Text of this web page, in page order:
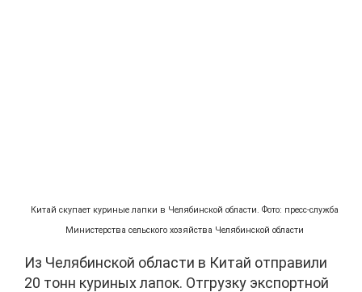
Китай скупает куриные лапки в Челябинской области. Фото: пресс-служба
Министерства сельского хозяйства Челябинской области
Из Челябинской области в Китай отправили
20 тонн куриных лапок. Отгрузку экспортной